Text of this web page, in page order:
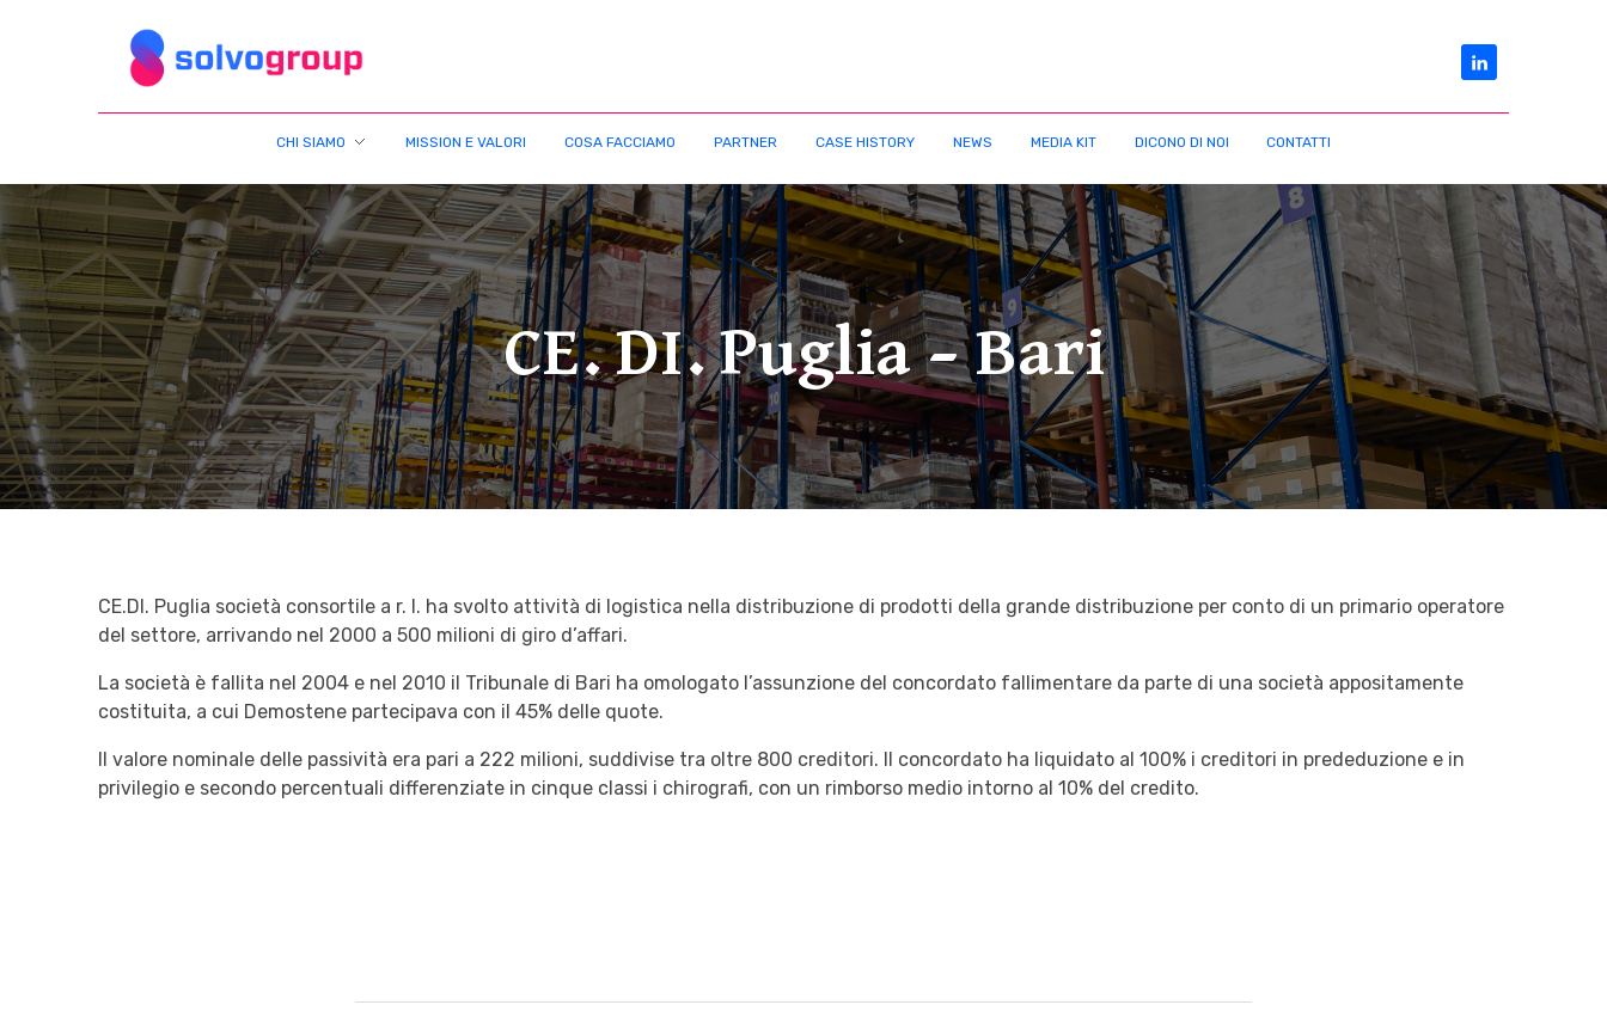
Solvo Group
CHI SIAMO MISSION E VALORI COSA FACCIAMO PARTNER CASE HISTORY NEWS MEDIA KIT DICONO DI NOI CONTATTI
CE. DI. Puglia – Bari
CE.DI. Puglia società consortile a r. l. ha svolto attività di logistica nella distribuzione di prodotti della grande distribuzione per conto di un primario operatore
del settore, arrivando nel 2000 a 500 milioni di giro d’affari.
La società è fallita nel 2004 e nel 2010 il Tribunale di Bari ha omologato l’assunzione del concordato fallimentare da parte di una società appositamente
costituita, a cui Demostene partecipava con il 45% delle quote.
Il valore nominale delle passività era pari a 222 milioni, suddivise tra oltre 800 creditori. Il concordato ha liquidato al 100% i creditori in prededuzione e in
privilegio e secondo percentuali differenziate in cinque classi i chirografi, con un rimborso medio intorno al 10% del credito.